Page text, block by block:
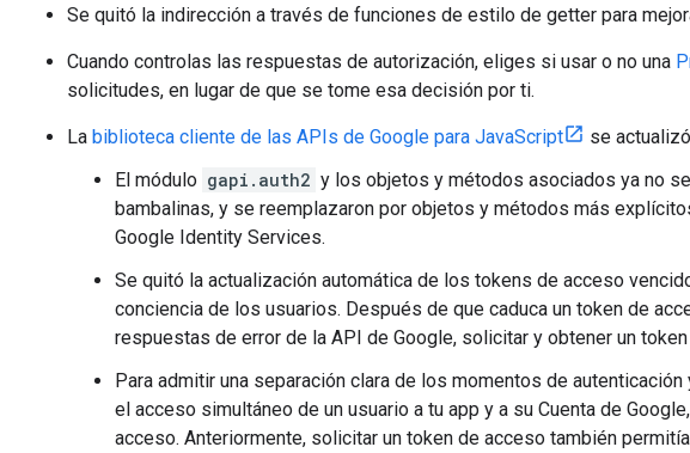
Se quitó la indirección a través de funciones de estilo de getter para
Cuando controlas las respuestas de autorización, eliges si usar o no una
solicitudes, en lugar de que se tome esa decisión por ti.
La biblioteca cliente de las APIs de Google para JavaScript
se
El módulo gapi.auth2 y los objetos y métodos asociados ya no
bambalinas, y se reemplazaron por objetos y métodos más
Google Identity Services.
Se quitó la actualización automática de los tokens de acceso
conciencia de los usuarios. Después de que caduca un token de
respuestas de error de la API de Google, solicitar y obtener un
Para admitir una separación clara de los momentos de
el acceso simultáneo de un usuario a tu app y a su Cuenta de
acceso. Anteriormente, solicitar un token de acceso también